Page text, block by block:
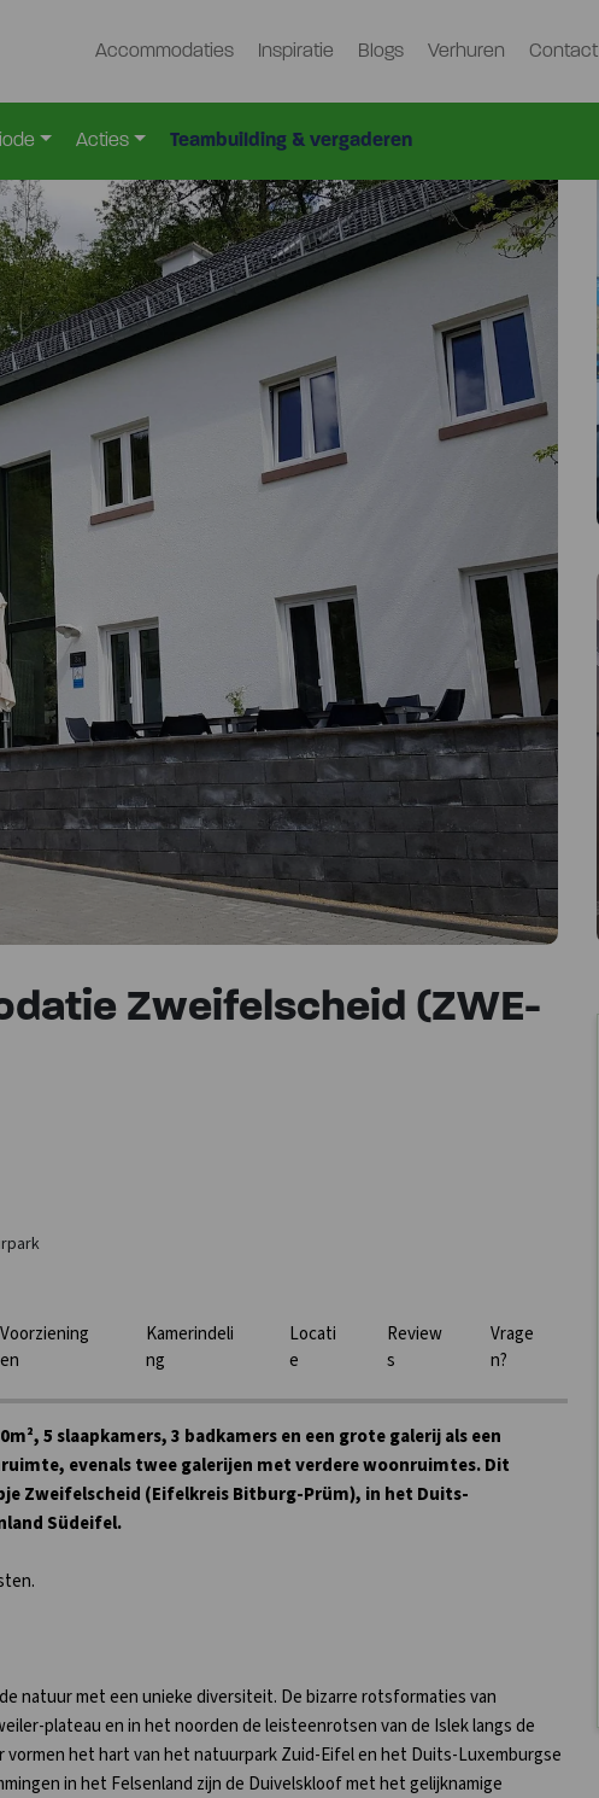
Accommodaties Inspiratie Blogs Verhuren Contact
Acties Teambuilding & vergaderen
Zweifelscheid (ZWE-
Voorziening
en
Kamerindeli
ng
Locati
e
Review
s
Vrage
n?
5 slaapkamers, 3 badkamers en een grote galerij als een
evenals twee galerijen met verdere woonruimtes. Dit
Zweifelscheid (Eifelkreis Bitburg-Prüm), in het Duits-
Südeifel.
natuur met een unieke diversiteit. De bizarre rotsformaties van
plateau en in het noorden de leisteenrotsen van de Islek langs de
vormen het hart van het natuurpark Zuid-Eifel en het Duits-Luxemburgse
in het Felsenland zijn de Duivelskloof met het gelijknamige